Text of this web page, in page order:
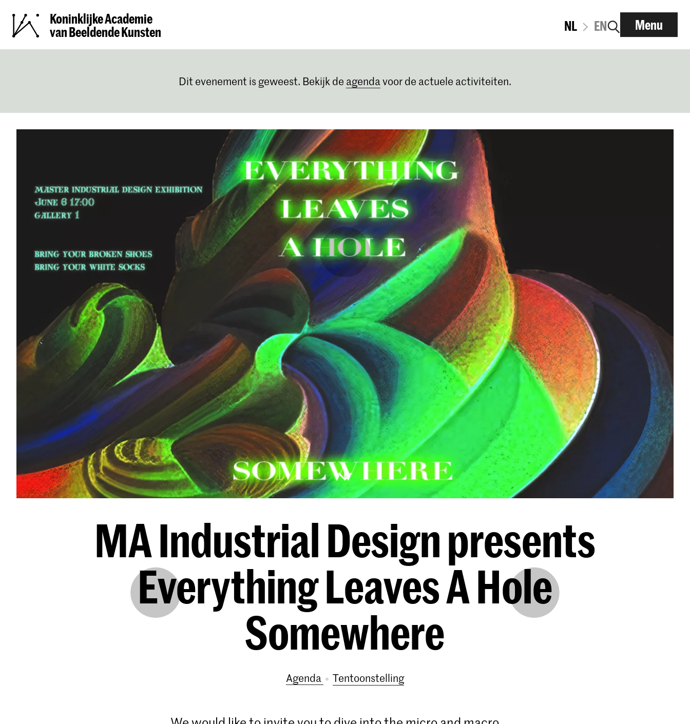
Koninklijke Academie
van Beeldende Kunsten
NL EN Menu
Dit evenement is geweest. Bekijk de agendavoor de actuele activiteiten.
MA Industrial Design presents
Everything Leaves A Hole
Somewhere
Agenda tentoonstelling